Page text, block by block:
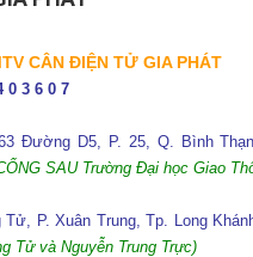
CÂN ĐIỆN TỬ GIA PHÁT
0 3 6 0 7
Đường D5, P. 25, Q. Bình
SAU Trường Đại học Giao
Tử, P. Xuân Trung, Tp. Long
Tử và Nguyễn Trung Trực)